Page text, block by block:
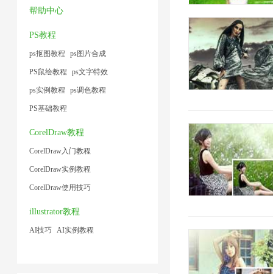
1
帮助中心
PS教程
ps抠图教程 ps图片合成
PS鼠绘教程 ps文字特效
ps实例教程 ps调色教程
PS基础教程
CorelDraw教程
CorelDraw入门教程
CorelDraw实例教程
CorelDraw使用技巧
illustrator教程
AI技巧 AI实例教程